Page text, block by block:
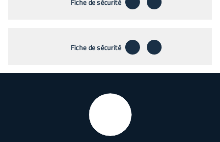
envoyer par
Fiche de sécurité téléchargerenvoyer par